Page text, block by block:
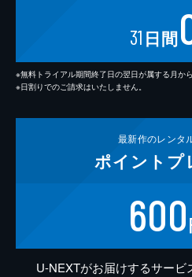
31 日間
※無料トライアル期間終了日の翌日が属する月か
※日割りでのご請求はいたしません。
最新作のレンタ
ポイント プ
600
U-NEXTがお届けするサービ